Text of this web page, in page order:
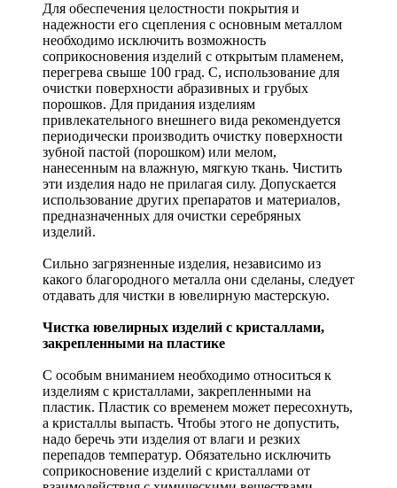
Для обеспечения целостности покрытия и
надежности его сцепления с основным металлом
необходимо исключить возможность
соприкосновения изделий с открытым пламенем,
перегрева свыше 100 град. С, использование для
очистки поверхности абразивных и грубых
порошков. Для придания изделиям
привлекательного внешнего вида рекомендуется
периодически производить очистку поверхности
зубной пастой (порошком) или мелом,
нанесенным на влажную, мягкую ткань. Чистить
эти изделия надо не прилагая силу. Допускается
использование других препаратов и материалов,
предназначенных для очистки серебряных
изделий.
Сильно загрязненные изделия, независимо из
какого благородного металла они сделаны, следует
отдавать для чистки в ювелирную мастерскую.
Чистка ювелирных изделий с кристаллами,
закрепленными на пластике
С особым вниманием необходимо относиться к
изделиям с кристаллами, закрепленными на
пластик. Пластик со временем может пересохнуть,
а кристаллы выпасть. Чтобы этого не допустить,
надо беречь эти изделия от влаги и резких
перепадов температур. Обязательно исключить
соприкосновение изделий с кристаллами от